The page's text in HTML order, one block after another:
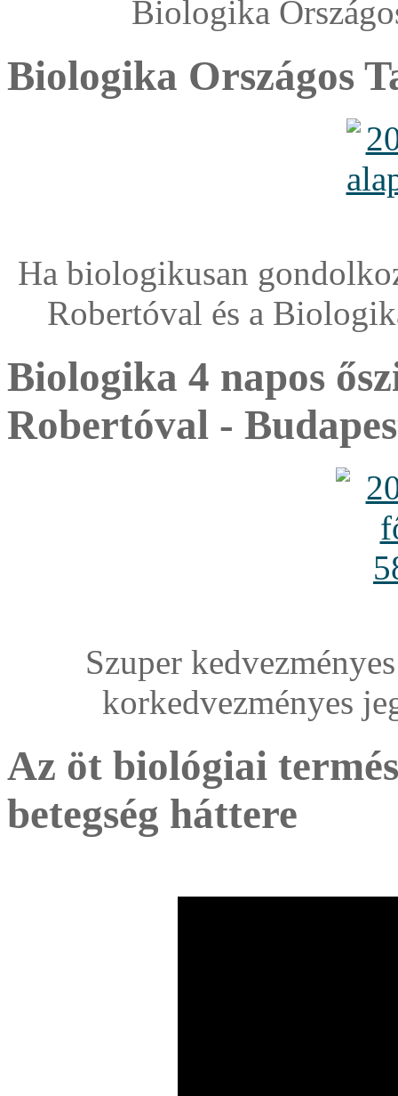
Biologika
Biologika Országos
Ha biologikusan
Robertóval és a
Biologika 4 napos
Robertóval -
Szuper
korkedvezményes
Az öt biológiai
betegség háttere